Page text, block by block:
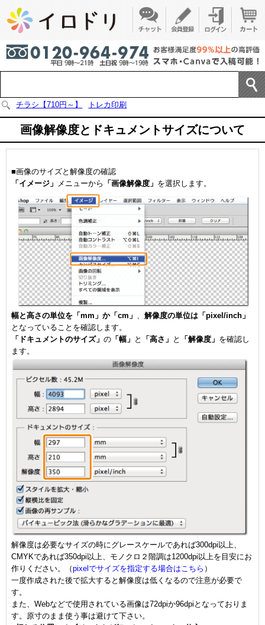
チラシ【710円～】 トレカ印刷
画像解像度とドキュメントサイズについて
■画像のサイズと解像度の確認
「イメージ」 メニューから 「画像解像度」 を選択します。
幅と高さの単位を「mm」か「cm」 、 解像度の単位は「pixel/inch」
となっていることを確認します。
「ドキュメントのサイズ」 の 「幅」 と 「高さ」 と 「解像度」 を確認し
ます。
解像度は必要なサイズの時にグレースケールであれば300dpi以上、
CMYKであれば350dpi以上、モノクロ２階調は1200dpi以上を目安にお
作りください。（pixelでサイズを指定する場合はこちら ）
一度作成された後で拡大すると解像度は低くなるので注意が必要で
す。
また、Webなどで使用されている画像は72dpiか96dpiとなっておりま
す。原寸のまま使う事は避けて下さい。